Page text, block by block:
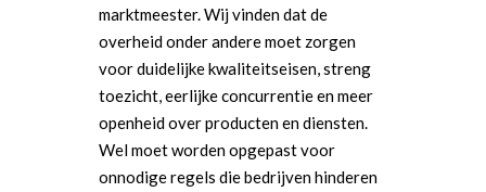
marktmeester. Wij vinden dat de
overheid onder andere moet zorgen
voor duidelijke kwaliteitseisen, streng
toezicht, eerlijke concurrentie en meer
openheid over producten en diensten.
Wel moet worden opgepast voor
onnodige regels die bedrijven hinderen